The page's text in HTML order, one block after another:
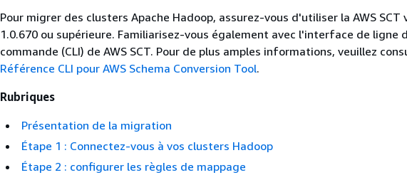
Pour migrer des clusters Apache Hadoop, assurez-vous d'utiliser la AWS SCT
1.0.670 ou supérieure. Familiarisez-vous également avec l'interface de ligne
commande (CLI) de AWS SCT. Pour de plus amples informations, veuillez
Référence CLI pour AWS Schema Conversion Tool.
Rubriques
Présentation de la migration
Étape 1 : Connectez-vous à vos clusters Hadoop
Étape 2 : configurer les règles de mappage